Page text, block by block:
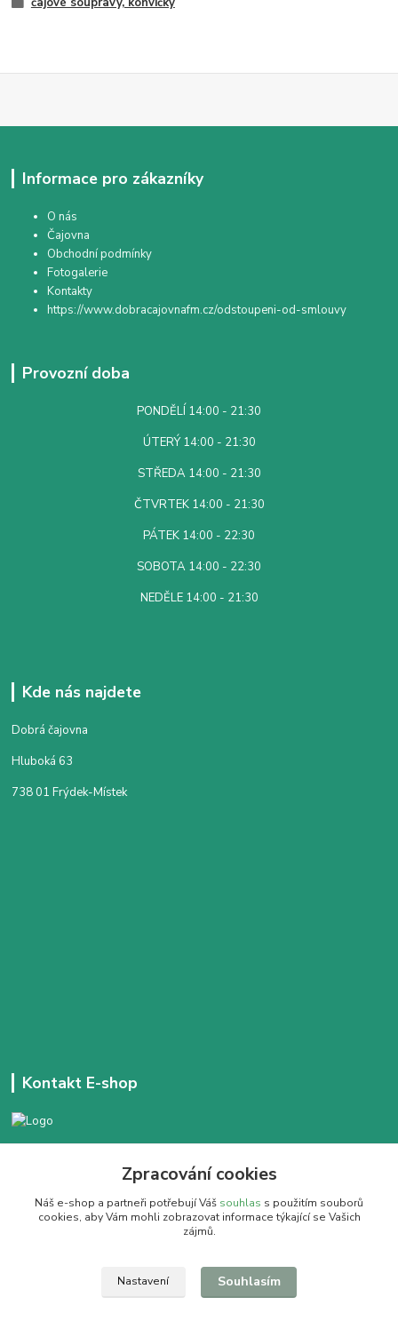
Informace pro zákazníky
O nás
Čajovna
Obchodní podmínky
Fotogalerie
Kontakty
https://www.dobracajovnafm.cz/odstoupeni-od-smlouvy
Provozní doba
PONDĚLÍ 14:00 - 21:30
ÚTERÝ 14:00 - 21:30
STŘEDA 14:00 - 21:30
ČTVRTEK 14:00 - 21:30
PÁTEK 14:00 - 22:30
SOBOTA 14:00 - 22:30
NEDĚLE 14:00 - 21:30
Kde nás najdete
Dobrá čajovna
Hluboká 63
738 01 Frýdek-Místek
Kontakt E-shop
Denně 14:00 - 21:30 hod
dobracajovnafm@gmail.com
Zpracování cookies
Náš e-shop a partneři potřebují Váš souhlas s použitím souborů
cookies, aby Vám mohli zobrazovat informace týkající se Vašich
zájmů.
Nastavení Souhlasím